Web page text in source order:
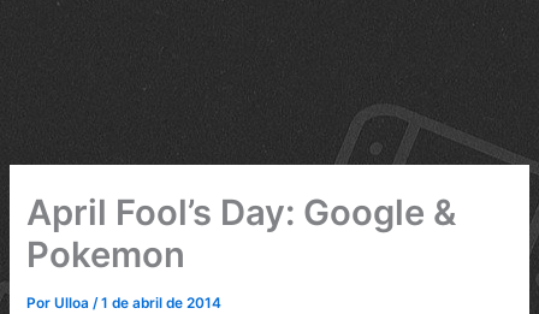
April Fool’s Day: Google &
Pokemon
PorUlloa/1 de abril de 2014